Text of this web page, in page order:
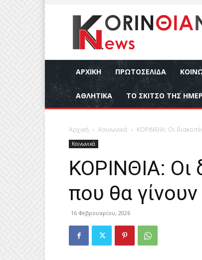
ΑΡΧΙΚΉ ΠΡΩΤΟΣΕΛΙΔΑ
ΑΘΛΗΤΙΚΆ ΤΟ ΣΚΙΤΣΟ ΤΗΣ
Αρχική Κοινωνικά ΚΟΡΙΝΘΙΑ: Οι
Κοινωνικά
ΚΟΡΙΝΘΙΑ: Οι
που θα
16 Φεβρουαρίου, 2026